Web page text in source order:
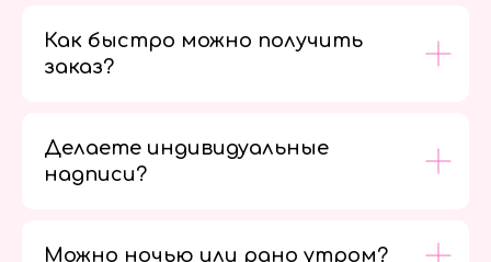
Как быстро можно получить
заказ?
Делаете индивидуальные
надписи?
Можно ночью или рано утром?